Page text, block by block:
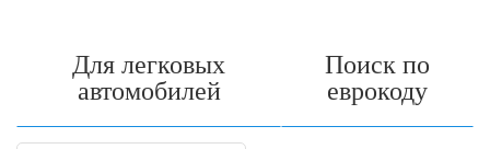
Для легковых
автомобилей
Поиск по
еврокоду